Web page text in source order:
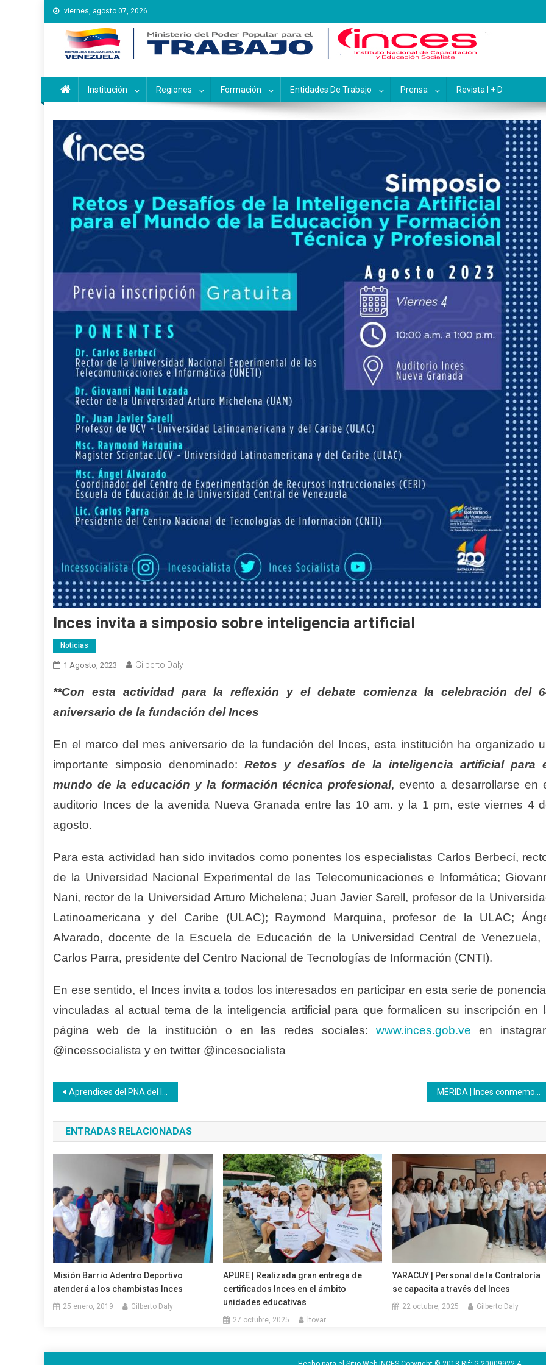
Saltar
al
contenido
viernes, agosto 07, 2026
Instituto Nacional de Capacitación y Educación
Inces
Institución Regiones Formación Entidades De Trabajo Prensa Revista I + D
Inces invita a simposio sobre inteligencia artificial
Noticias
1 Agosto, 2023 Gilberto Daly
**Con esta actividad para la reflexión y el debate comienza la celebración del
aniversario de la fundación del Inces
En el marco del mes aniversario de la fundación del Inces, esta institución ha organizado
importante simposio denominado: Retos y desafíos de la inteligencia artificial para
mundo de la educación y la formación técnica profesional, evento a desarrollarse en
auditorio Inces de la avenida Nueva Granada entre las 10 am. y la 1 pm, este viernes 4
agosto.
Para esta actividad han sido invitados como ponentes los especialistas Carlos Berbecí,
de la Universidad Nacional Experimental de las Telecomunicaciones e Informática;
Nani, rector de la Universidad Arturo Michelena; Juan Javier Sarell, profesor de la
Latinoamericana y del Caribe (ULAC); Raymond Marquina, profesor de la ULAC;
Alvarado, docente de la Escuela de Educación de la Universidad Central de Venezuela,
Carlos Parra, presidente del Centro Nacional de Tecnologías de Información (CNTI).
En ese sentido, el Inces invita a todos los interesados en participar en esta serie de
vinculadas al actual tema de la inteligencia artificial para que formalicen su inscripción en
página web de la institución o en las redes sociales:www.inces.gob.ve en
@incessocialista y en twitter @incesocialista
Navegación
de
entradas
Aprendices del PNA del Inces culminan fase teórica
ENTRADAS RELACIONADAS
Misión Barrio Adentro Deportivo
atenderá a los chambistas Inces
25 enero, 2019 Gilberto Daly
APURE | Realizada gran entrega de
certificados Inces en el ámbito
unidades educativas
27 octubre, 2025 ltovar
YARACUY | Personal de la Contraloría
se capacita a través del Inces
22 octubre, 2025 Gilberto Daly